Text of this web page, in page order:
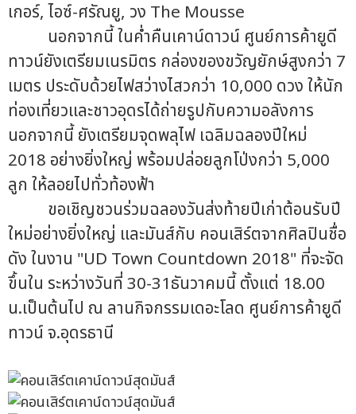
เกอร์, ไอซ์-ศรัณยู, วง The Mousse
นอกจากนี้ ในค่ำคืนเคาน์ดาวน์ ศูนย์การค้ายูดี
ทาวน์ยังเตรียมเนรมิตร กล่องของขวัญยักษ์สูงกว่า 7
เมตร ประดับด้วยไฟสว่างไสวกว่า 10,000 ดวง ให้นัก
ท่องเที่ยวและชาวอุดรได้ถ่ายรูปกับความอลังการ
นอกจากนี้ ยังเตรียมจุดพลุไฟ เฉลิมฉลองปีใหม่
2018 อย่างยิ่งใหญ่ พร้อมปล่อยลูกโป่งกว่า 5,000
ลูก ให้ลอยไปทั่วท้องฟ้า
ขอเชิญชวนร่วมฉลองวันส่งท้ายปีเก่าต้อนรับปี
ใหม่อย่างยิ่งใหญ่ และมันส์กับ คอนเสิร์ตจากศิลปินชื่อ
ดัง ในงาน "UD Town Countdown 2018" ที่จะจัด
ขึ้นใน ระหว่างวันที่ 30-31ธันวาคมนี้ ตั้งแต่ 18.00
น.เป็นต้นไป ณ ลานกิจกรรมเดอะโลด ศูนย์การค้ายูดี
ทาวน์ จ.อุดรธานี